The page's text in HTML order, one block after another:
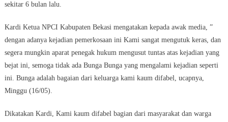
sekitar 6 bulan lalu.
Kardi Ketua NPCI Kabupaten Bekasi mengatakan kepada awak media, ”
dengan adanya kejadian pemerkosaan ini Kami sangat mengutuk keras, dan
segera mungkin aparat penegak hukum mengusut tuntas atas kejadian yang
bejat ini, semoga tidak ada Bunga Bunga yang mengalami kejadian seperti
ini. Bunga adalah bagaian dari keluarga kami kaum difabel, ucapnya,
Minggu (16/05).
Dikatakan Kardi, Kami kaum difabel bagian dari masyarakat dan warga